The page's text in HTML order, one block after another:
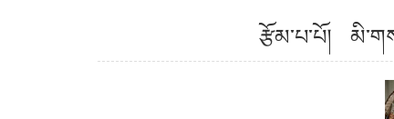
རྩོམ་པ་པོ།